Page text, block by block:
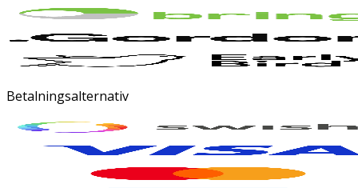
Betalningsalternativ